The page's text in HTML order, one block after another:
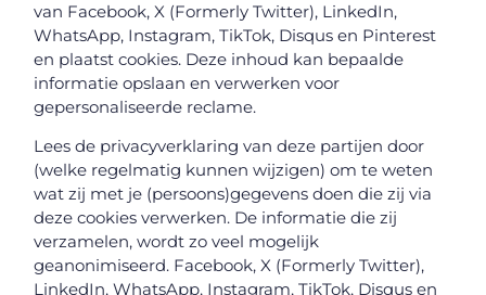
van Facebook, X (Formerly Twitter), LinkedIn,
WhatsApp, Instagram, TikTok, Disqus en Pinterest
en plaatst cookies. Deze inhoud kan bepaalde
informatie opslaan en verwerken voor
gepersonaliseerde reclame.
Lees de privacyverklaring van deze partijen door
(welke regelmatig kunnen wijzigen) om te weten
wat zij met je (persoons)gegevens doen die zij via
deze cookies verwerken. De informatie die zij
verzamelen, wordt zo veel mogelijk
geanonimiseerd. Facebook, X (Formerly Twitter),
LinkedIn, WhatsApp, Instagram, TikTok, Disqus en